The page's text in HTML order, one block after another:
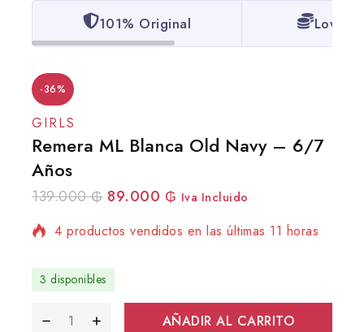
101% Original Lowest
-36%
GIRLS
Remera ML Blanca Old Navy – 6/7
Años
139.000₲ 89.000 ₲ Iva Incluido
¡Se vende rápido! Más de 9 personas tienen
en su carrito
3 disponibles
AÑADIR AL CARRITO